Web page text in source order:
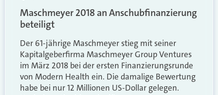
Maschmeyer 2018 an Anschubfinanzierung
beteiligt
Der 61-jährige Maschmeyer stieg mit seiner
Kapitalgeberfirma Maschmeyer Group Ventures
im März 2018 bei der ersten Finanzierungsrunde
von Modern Health ein. Die damalige Bewertung
habe bei nur 12 Millionen US-Dollar gelegen.